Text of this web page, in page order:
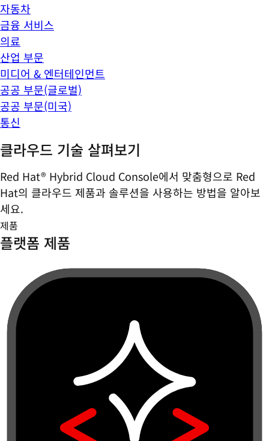
자동차
금융 서비스
의료
산업 부문
미디어 & 엔터테인먼트
공공 부문(글로벌)
공공 부문(미국)
통신
클라우드 기술 살펴보기
Red Hat® Hybrid Cloud Console에서 맞춤형으로 Red
Hat의 클라우드 제품과 솔루션을 사용하는 방법을 알아보
세요.
제품
플랫폼 제품